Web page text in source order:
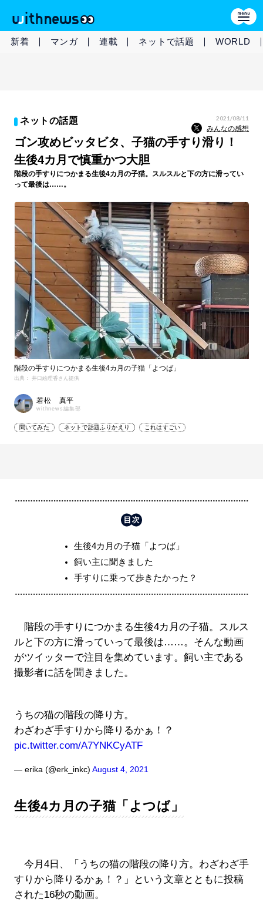
新着 マンガ 連載 ネットで話題 WORLD
ネットの話題 2021/08/11
みんなの感想
ゴン攻めビッタビタ、子猫の手すり滑り！
生後4カ月で慎重かつ大胆
階段の手すりにつかまる生後4カ月の子猫。スルスルと下の方に滑ってい
って最後は……。
階段の手すりにつかまる生後4カ月の子猫「よつば」
出典： 井口絵理香さん提供
若松 真平
withnews編集部
聞いてみた ネットで話題ふりかえり これはすごい
生後4カ月の子猫「よつば」
飼い主に聞きました
手すりに乗って歩きたかった？
階段の手すりにつかまる生後4カ月の子猫。スルス
ルと下の方に滑っていって最後は……。そんな動画
がツイッターで注目を集めています。飼い主である
撮影者に話を聞きました。
うちの猫の階段の降り方。
わざわざ手すりから降りるかぁ！？
pic.twitter.com/A7YNKCyATF
— erika (@erk_inkc) August 4, 2021
生後4カ月の子猫「よつば」
今月4日、「うちの猫の階段の降り方。わざわざ手
すりから降りるかぁ！？」という文章とともに投稿
された16秒の動画。